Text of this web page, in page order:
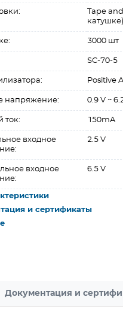
Tape
катушке)
3000 шт
SC-70-5
Positive
напряжение: 0.9 V ~
ток: 150mA
входное
2.5 V
входное
6.5 V
и сертификаты
Документация и